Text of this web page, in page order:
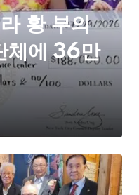
황 부의
체에 36만